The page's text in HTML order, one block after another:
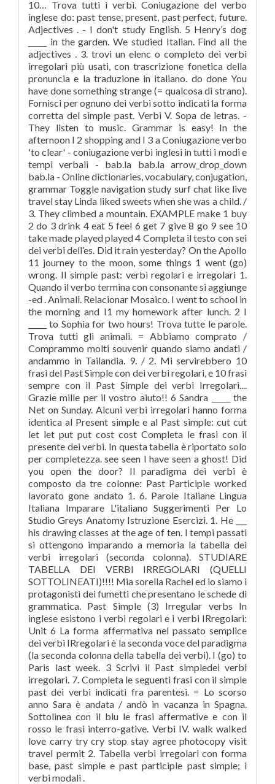
10… Trova tutti i verbi. Coniugazione del verbo
inglese do: past tense, present, past perfect, future.
Adjectives . - I don't study English. 5 Henry’s dog
_____ in the garden. We studied Italian. Find all the
adjectives . 3. trovi un elenc o completo dei verbi
irregolari più usati, con trascrizione fonetica della
pronuncia e la traduzione in italiano. do done You
have done something strange (= qualcosa di strano).
Fornisci per ognuno dei verbi sotto indicati la forma
corretta del simple past. Verbi V. Sopa de letras. -
They listen to music. Grammar is easy! In the
afternoon I 2 shopping and I 3 a Coniugazione verbo
'to clear' - coniugazione verbi inglesi in tutti i modi e
tempi verbali - bab.la bab.la arrow_drop_down
bab.la - Online dictionaries, vocabulary, conjugation,
grammar Toggle navigation study surf chat like live
travel stay Linda liked sweets when she was a child. /
3. They climbed a mountain. EXAMPLE make 1 buy
2 do 3 drink 4 eat 5 feel 6 get 7 give 8 go 9 see 10
take made played played 4 Completa il testo con sei
dei verbi dell’es. Did it rain yesterday? On the Apollo
11 journey to the moon, some things 1 went (go)
wrong. Il simple past: verbi regolari e irregolari 1.
Quando il verbo termina con consonante si aggiunge
-ed . Animali. Relacionar Mosaico. I went to school in
the morning and I1 my homework after lunch. 2 I
_____ to Sophia for two hours! Trova tutte le parole.
Trova tutti gli animali. = Abbiamo comprato /
Comprammo molti souvenir quando siamo andati /
andammo in Tailandia. 9. / 2. Mi servirebbero 10
frasi del Past Simple con dei verbi regolari, e 10 frasi
sempre con il Past Simple dei verbi Irregolari....
Grazie mille per il vostro aiuto!! 6 Sandra _____ the
Net on Sunday. Alcuni verbi irregolari hanno forma
identica al Present simple e al Past simple: cut cut
let let put put cost cost Completa le frasi con il
presente dei verbi. In questa tabella è riportato solo
per completezza. see seen I have seen a ghost! Did
you open the door? Il paradigma dei verbi è
composto da tre colonne: Past Participle worked
lavorato gone andato 1. 6. Parole Italiane Lingua
Italiana Imparare L'italiano Suggerimenti Per Lo
Studio Greys Anatomy Istruzione Esercizi. 1. He ___
his drawing classes at the age of ten. I tempi passati
si ottengono imparando a memoria la tabella dei
verbi irregolari (seconda colonna). STUDIARE
TABELLA DEI VERBI IRREGOLARI (QUELLI
SOTTOLINEATI)!!!! Mia sorella Rachel ed io siamo i
protagonisti dei fumetti che presentano le schede di
grammatica. Past Simple (3) Irregular verbs In
inglese esistono i verbi regolari e i verbi IRregolari:
Unit 6 La forma affermativa nel passato semplice
dei verbi IRregolari è la seconda voce del paradigma
(la seconda colonna della tabella dei verbi). I (go) to
Paris last week. 3 Scrivi il Past simpledei verbi
irregolari. 7. Completa le seguenti frasi con il simple
past dei verbi indicati fra parentesi. = Lo scorso
anno Sara è andata / andò in vacanza in Spagna.
Sottolinea con il blu le frasi affermative e con il
rosso le frasi interro-gative. Verbi IV. walk walked
love carry try cry stop stay agree photocopy visit
travel permit 2. Tabella verbi irregolari con forma
base, past simple e past participle past simple; i
verbi modali .